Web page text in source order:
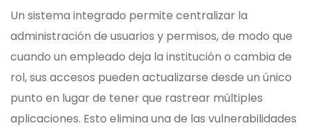
Un sistema integrado permite centralizar la
administración de usuarios y permisos, de modo que
cuando un empleado deja la institución o cambia de
rol, sus accesos pueden actualizarse desde un único
punto en lugar de tener que rastrear múltiples
aplicaciones. Esto elimina una de las vulnerabilidades